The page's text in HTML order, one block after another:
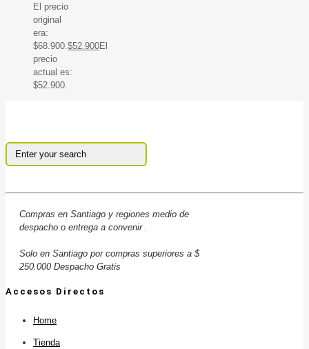
El precio
original
era:
$68.900. $52.900El
precio
actual es:
$52.900.
Compras en Santiago y regiones medio de
despacho o entrega a convenir .
Solo en Santiago por compras superiores a $
250.000 Despacho Gratis
Accesos Directos
Home
Tienda